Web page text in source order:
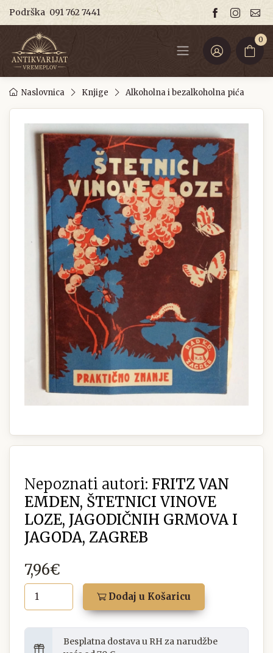
Podrška 091 762 7441
0
Naslovnica Knjige Alkoholna i bezalkoholna pića
Nepoznati autori: FRITZ VAN
EMDEN, ŠTETNICI VINOVE
LOZE, JAGODIČNIH GRMOVA I
JAGODA, ZAGREB
7,96€
Dodaj u Košaricu
Besplatna dostava u RH za narudžbe